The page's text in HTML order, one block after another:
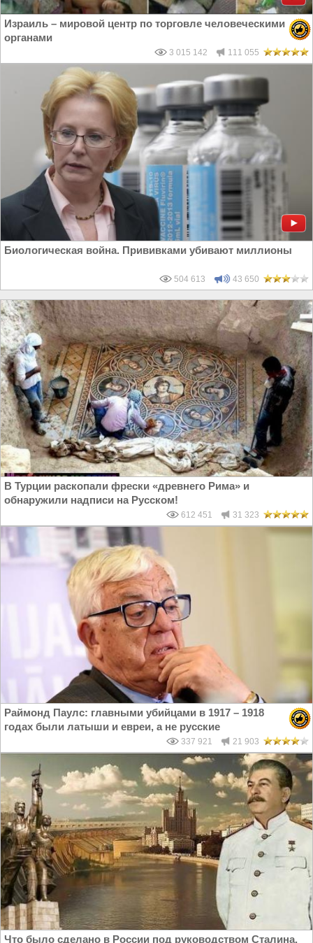
Израиль – мировой центр по торговле человеческими
органами
3 015 142 111 055
Биологическая война. Прививками убивают миллионы
504 613 43 650
В Турции раскопали фрески «древнего Рима» и
обнаружили надписи на Русском!
612 451 31 323
Раймонд Паулс: главными убийцами в 1917 – 1918
годах были латыши и евреи, а не русские
337 921 21 903
Что было сделано в России под руководством Сталина.